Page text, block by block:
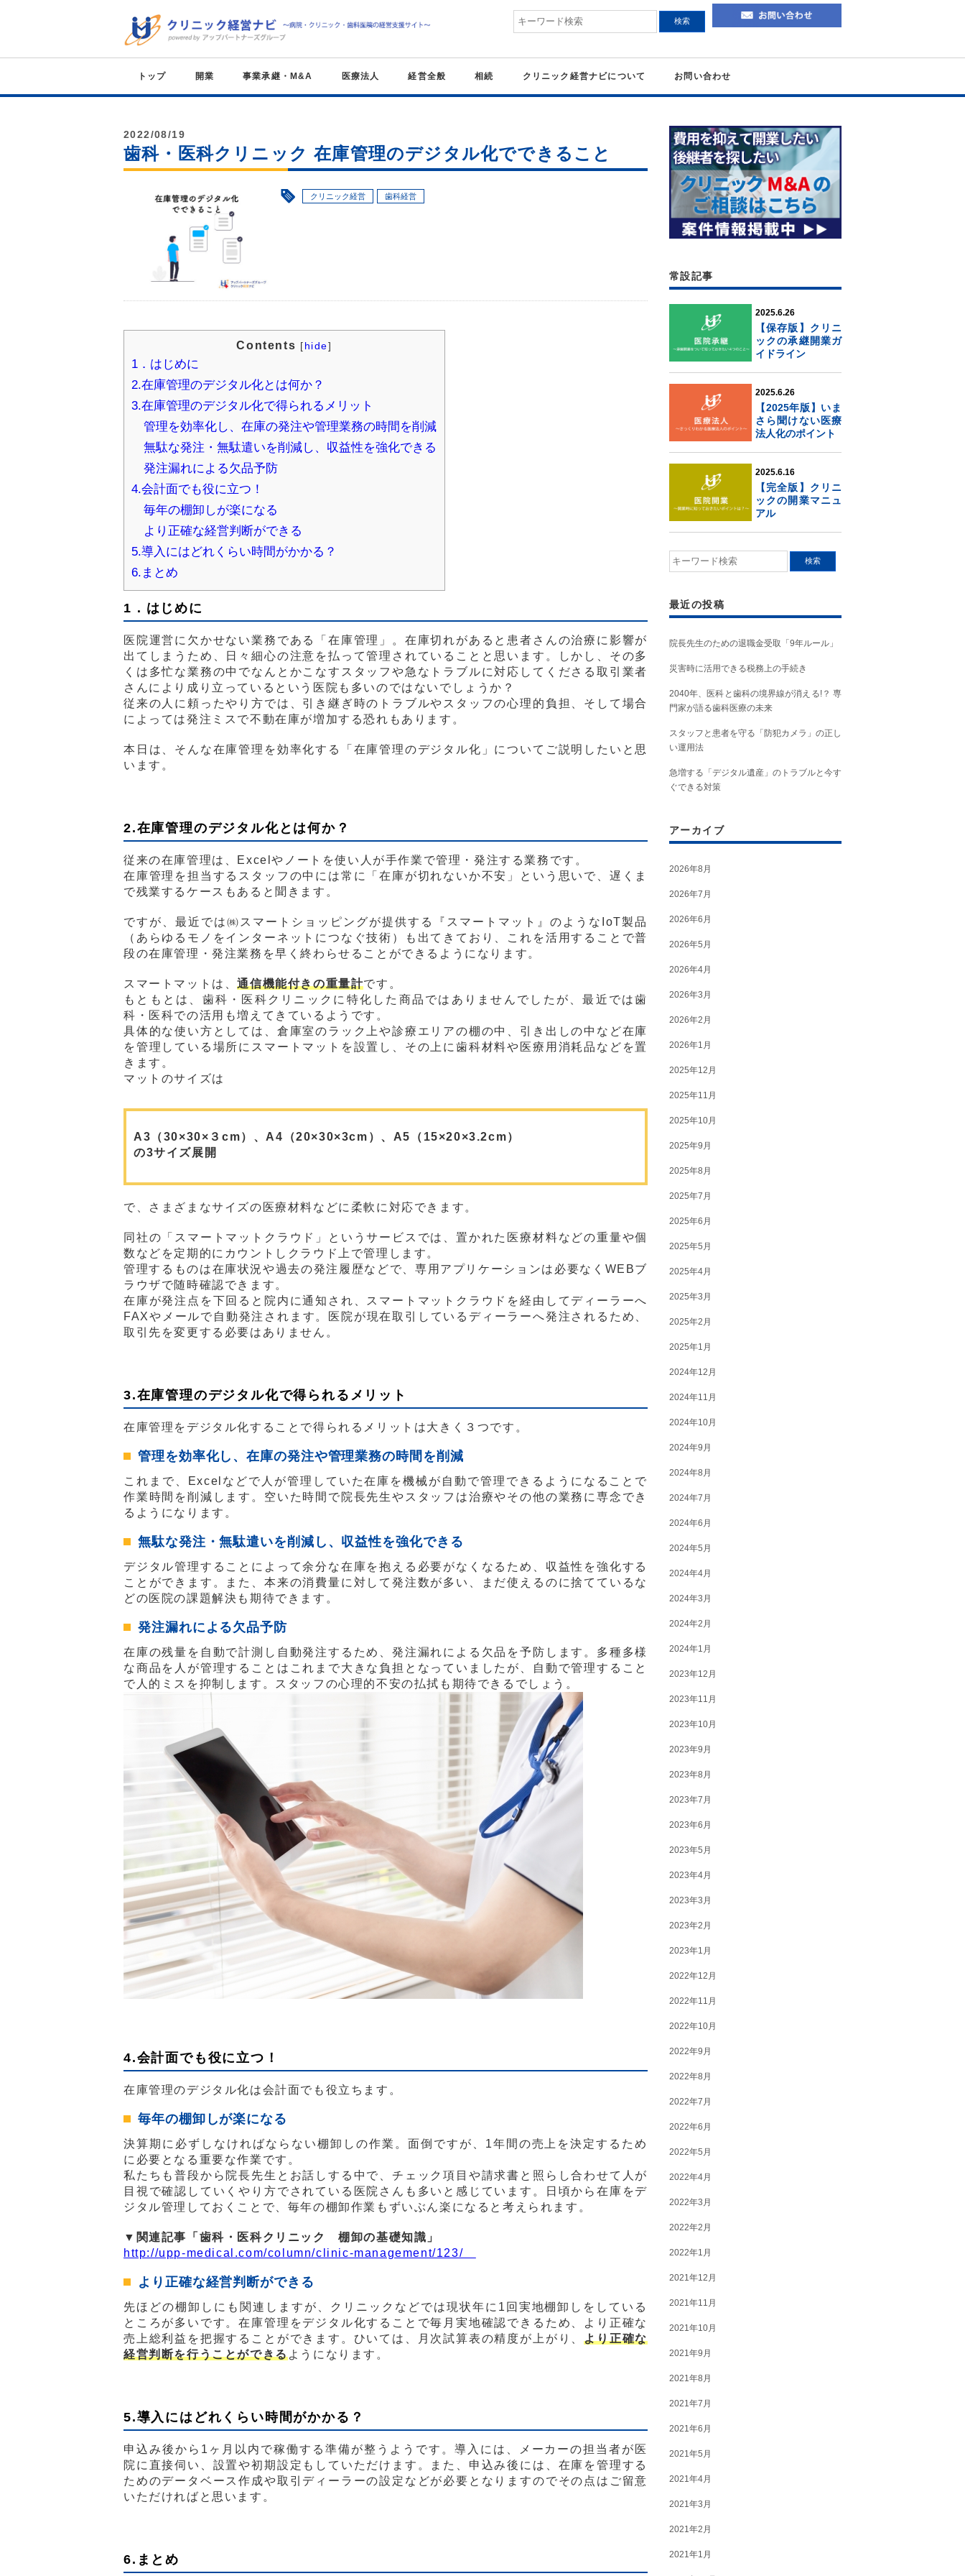
トップ 開業 事業承継・M&A 医療法人 経営全般 相続 クリニック経営ナビについて お問い合わせ
2022/08/19
歯科・医科クリニック 在庫管理のデジタル化でできること
クリニック経営 歯科経営
Contents [hide]
1．はじめに
2.在庫管理のデジタル化とは何か？
3.在庫管理のデジタル化で得られるメリット
管理を効率化し、在庫の発注や管理業務の時間を削減
無駄な発注・無駄遣いを削減し、収益性を強化できる
発注漏れによる欠品予防
4.会計面でも役に立つ！
毎年の棚卸しが楽になる
より正確な経営判断ができる
5.導入にはどれくらい時間がかかる？
6.まとめ
1．はじめに
医院運営に欠かせない業務である「在庫管理」。在庫切れがあると患者さんの治療に影響が
出てしまうため、日々細心の注意を払って管理されていることと思います。しかし、その多
くは多忙な業務の中でなんとかこなすスタッフや急なトラブルに対応してくださる取引業者
さんにより成り立っているという医院も多いのではないでしょうか？
従来の人に頼ったやり方では、引き継ぎ時のトラブルやスタッフの心理的負担、そして場合
によっては発注ミスで不動在庫が増加する恐れもあります。
本日は、そんな在庫管理を効率化する「在庫管理のデジタル化」についてご説明したいと思
います。
2.在庫管理のデジタル化とは何か？
従来の在庫管理は、Excelやノートを使い人が手作業で管理・発注する業務です。
在庫管理を担当するスタッフの中には常に「在庫が切れないか不安」という思いで、遅くま
で残業するケースもあると聞きます。
ですが、最近では㈱スマートショッピングが提供する『スマートマット』のようなIoT製品
（あらゆるモノをインターネットにつなぐ技術）も出てきており、これを活用することで普
段の在庫管理・発注業務を早く終わらせることができるようになります。
スマートマットは、通信機能付きの重量計です。
もともとは、歯科・医科クリニックに特化した商品ではありませんでしたが、最近では歯
科・医科での活用も増えてきているようです。
具体的な使い方としては、倉庫室のラック上や診療エリアの棚の中、引き出しの中など在庫
を管理している場所にスマートマットを設置し、その上に歯科材料や医療用消耗品などを置
きます。
マットのサイズは
A3（30×30×３cm）、A4（20×30×3cm）、A5（15×20×3.2cm）
の3サイズ展開
で、さまざまなサイズの医療材料などに柔軟に対応できます。
同社の「スマートマットクラウド」というサービスでは、置かれた医療材料などの重量や個
数などを定期的にカウントしクラウド上で管理します。
管理するものは在庫状況や過去の発注履歴などで、専用アプリケーションは必要なくWEBブ
ラウザで随時確認できます。
在庫が発注点を下回ると院内に通知され、スマートマットクラウドを経由してディーラーへ
FAXやメールで自動発注されます。医院が現在取引しているディーラーへ発注されるため、
取引先を変更する必要はありません。
3.在庫管理のデジタル化で得られるメリット
在庫管理をデジタル化することで得られるメリットは大きく３つです。
管理を効率化し、在庫の発注や管理業務の時間を削減
これまで、Excelなどで人が管理していた在庫を機械が自動で管理できるようになることで
作業時間を削減します。空いた時間で院長先生やスタッフは治療やその他の業務に専念でき
るようになります。
無駄な発注・無駄遣いを削減し、収益性を強化できる
デジタル管理することによって余分な在庫を抱える必要がなくなるため、収益性を強化する
ことができます。また、本来の消費量に対して発注数が多い、まだ使えるのに捨てているな
どの医院の課題解決も期待できます。
発注漏れによる欠品予防
在庫の残量を自動で計測し自動発注するため、発注漏れによる欠品を予防します。多種多様
な商品を人が管理することはこれまで大きな負担となっていましたが、自動で管理すること
で人的ミスを抑制します。スタッフの心理的不安の払拭も期待できるでしょう。
4.会計面でも役に立つ！
在庫管理のデジタル化は会計面でも役立ちます。
毎年の棚卸しが楽になる
決算期に必ずしなければならない棚卸しの作業。面倒ですが、1年間の売上を決定するため
に必要となる重要な作業です。
私たちも普段から院長先生とお話しする中で、チェック項目や請求書と照らし合わせて人が
目視で確認していくやり方でされている医院さんも多いと感じています。日頃から在庫をデ
ジタル管理しておくことで、毎年の棚卸作業もずいぶん楽になると考えられます。
▼関連記事「歯科・医科クリニック 棚卸の基礎知識」
http://upp-medical.com/column/clinic-management/123/
より正確な経営判断ができる
先ほどの棚卸しにも関連しますが、クリニックなどでは現状年に1回実地棚卸しをしている
ところが多いです。在庫管理をデジタル化することで毎月実地確認できるため、より正確な
売上総利益を把握することができます。ひいては、月次試算表の精度が上がり、より正確な
経営判断を行うことができるようになります。
5.導入にはどれくらい時間がかかる？
申込み後から1ヶ月以内で稼働する準備が整うようです。導入には、メーカーの担当者が医
院に直接伺い、設置や初期設定もしていただけます。また、申込み後には、在庫を管理する
ためのデータベース作成や取引ディーラーの設定などが必要となりますのでその点はご留意
いただければと思います。
6.まとめ
常設記事
2025.6.26
【保存版】クリニ
ックの承継開業ガ
イドライン
2025.6.26
【2025年版】いま
さら聞けない医療
法人化のポイント
2025.6.16
【完全版】クリニ
ックの開業マニュ
アル
最近の投稿
院長先生のための退職金受取「9年ルール」
災害時に活用できる税務上の手続き
2040年、医科と歯科の境界線が消える!？ 専
門家が語る歯科医療の未来
スタッフと患者を守る「防犯カメラ」の正し
い運用法
急増する「デジタル遺産」のトラブルと今す
ぐできる対策
アーカイブ
2026年8月
2026年7月
2026年6月
2026年5月
2026年4月
2026年3月
2026年2月
2026年1月
2025年12月
2025年11月
2025年10月
2025年9月
2025年8月
2025年7月
2025年6月
2025年5月
2025年4月
2025年3月
2025年2月
2025年1月
2024年12月
2024年11月
2024年10月
2024年9月
2024年8月
2024年7月
2024年6月
2024年5月
2024年4月
2024年3月
2024年2月
2024年1月
2023年12月
2023年11月
2023年10月
2023年9月
2023年8月
2023年7月
2023年6月
2023年5月
2023年4月
2023年3月
2023年2月
2023年1月
2022年12月
2022年11月
2022年10月
2022年9月
2022年8月
2022年7月
2022年6月
2022年5月
2022年4月
2022年3月
2022年2月
2022年1月
2021年12月
2021年11月
2021年10月
2021年9月
2021年8月
2021年7月
2021年6月
2021年5月
2021年4月
2021年3月
2021年2月
2021年1月